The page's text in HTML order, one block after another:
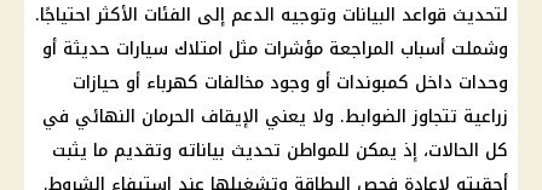
لتحديث قواعد البيانات وتوجيه الدعم إلى الفئات الأكثر احتياجًا.
وشملت أسباب المراجعة مؤشرات مثل امتلاك سيارات حديثة أو
وحدات داخل كمبوندات أو وجود مخالفات كهرباء أو حيازات
زراعية تتجاوز الضوابط. ولا يعني الإيقاف الحرمان النهائي في
كل الحالات، إذ يمكن للمواطن تحديث بياناته وتقديم ما يثبت